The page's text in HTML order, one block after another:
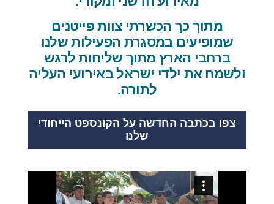
מתוך כך הכשרתי צוות פייטנים
שמופיעים במסגרת הפעילות שלנו
ברחבי הארץ מתוך שליחות לרגש
ולשמח את ילדי ישראל באירועי העליה
לתורה.
צפו בכתבה החדשה על הקונספט הייחודי
שלנו